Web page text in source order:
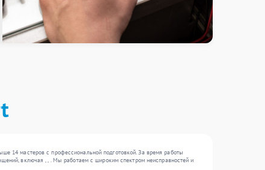
14 мастеров с профессиональной подготовкой. За время работы
включая , , . Мы работаем с широким спектром неисправностей и